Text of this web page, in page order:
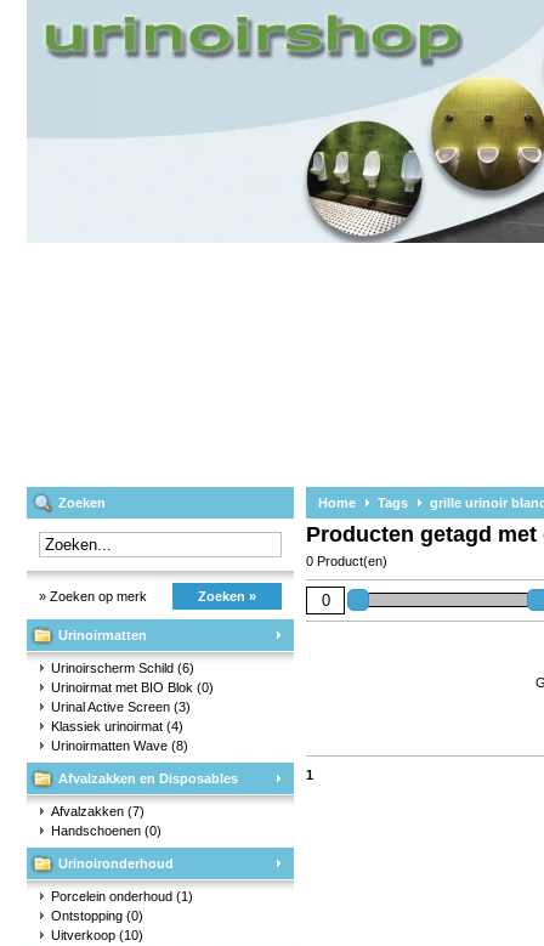
Zoeken
» Zoeken op merk Zoeken »
Urinoirmatten
Urinoirscherm Schild (6)
Urinoirmat met BIO Blok (0)
Urinal Active Screen (3)
Klassiek urinoirmat (4)
Urinoirmatten Wave (8)
Afvalzakken en Disposables
Afvalzakken (7)
Handschoenen (0)
Urinoironderhoud
Porcelein onderhoud (1)
Ontstopping (0)
Uitverkoop (10)
Home Tags grille urinoir
Producten getagd
0 Product(en)
1